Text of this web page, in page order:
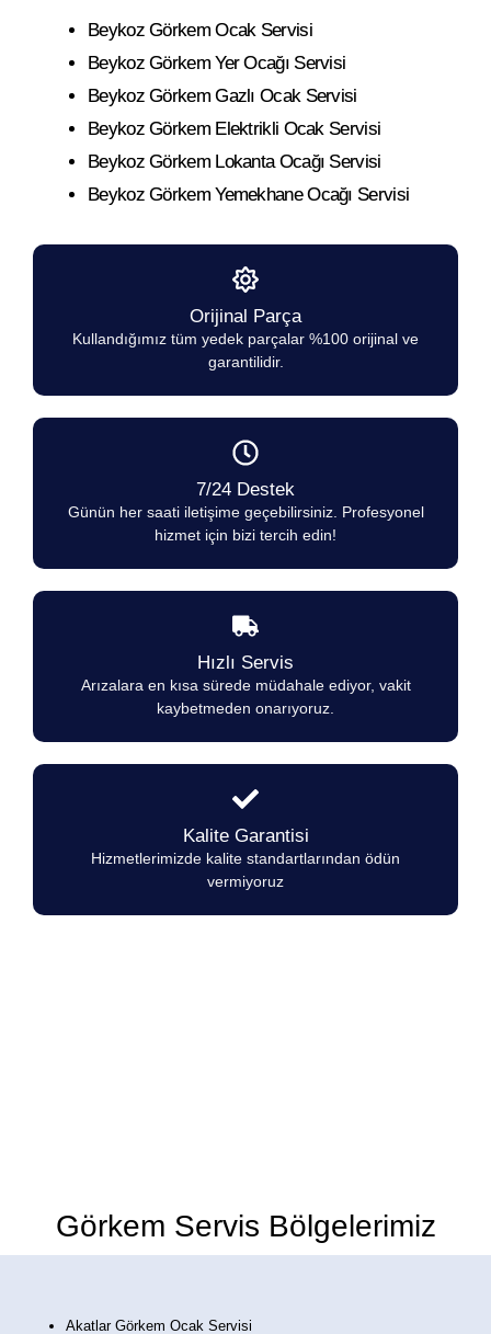
Beykoz Görkem Ocak Servisi
Beykoz Görkem Yer Ocağı Servisi
Beykoz Görkem Gazlı Ocak Servisi
Beykoz Görkem Elektrikli Ocak Servisi
Beykoz Görkem Lokanta Ocağı Servisi
Beykoz Görkem Yemekhane Ocağı Servisi
Orijinal Parça
Kullandığımız tüm yedek parçalar %100 orijinal ve
garantilidir.
7/24 Destek
Günün her saati iletişime geçebilirsiniz. Profesyonel
hizmet için bizi tercih edin!
Hızlı Servis
Arızalara en kısa sürede müdahale ediyor, vakit
kaybetmeden onarıyoruz.
Kalite Garantisi
Hizmetlerimizde kalite standartlarından ödün
vermiyoruz
Görkem Servis Bölgelerimiz
Akatlar Görkem Ocak Servisi